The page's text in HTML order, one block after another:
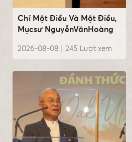
Chỉ Một Điều Và Một Điều,
Mụcsư NguyễnVănHoàng
2026-08-08 | Lượt xem
245